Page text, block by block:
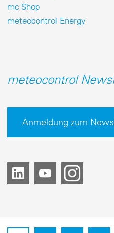
mc Shop
meteocontrol Energy
meteocontrol
Anmeldung zum